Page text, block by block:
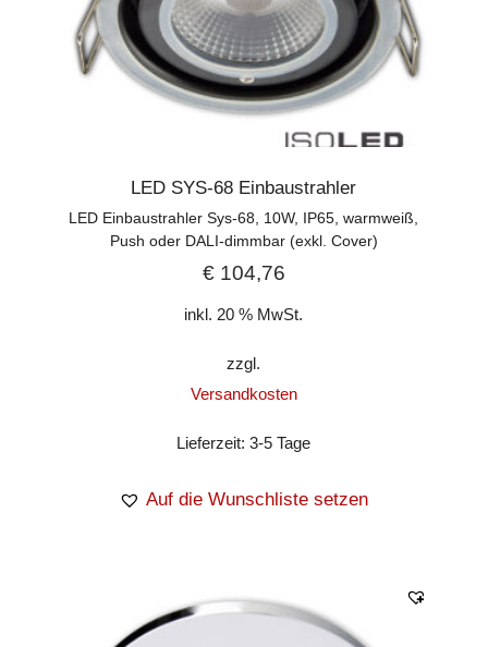
LED SYS-68 Einbaustrahler
LED Einbaustrahler Sys-68, 10W, IP65, warmweiß,
Push oder DALI-dimmbar (exkl. Cover)
€104,76
inkl. 20 % MwSt.
zzgl.
Versandkosten
Lieferzeit:3-5 Tage
Auf die Wunschliste setzen